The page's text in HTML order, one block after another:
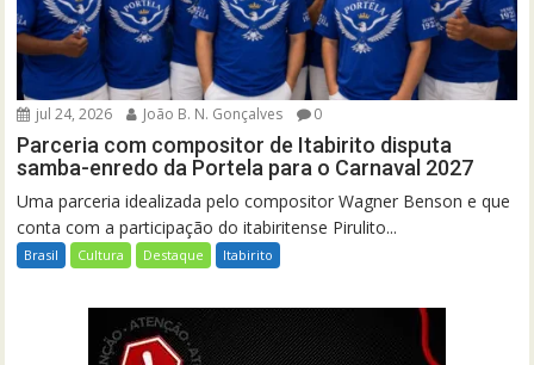
jul 24, 2026 João B. N. Gonçalves 0
Parceria com compositor de Itabirito disputa
samba-enredo da Portela para o Carnaval 2027
Uma parceria idealizada pelo compositor Wagner Benson e que
conta com a participação do itabiritense Pirulito...
Brasil Cultura Destaque Itabirito